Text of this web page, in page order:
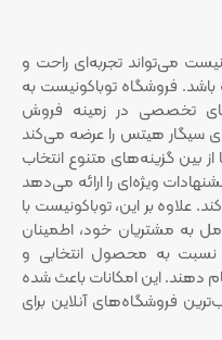
می‌تواند تجربه‌ای راحت و
فروشگاه توباکونیست به
تخصصی در زمینه فروش
سیگار هیتس را عرضه می‌کند
بین گزینه‌های متنوع انتخاب
ویژه‌ای را ارائه می‌دهد
علاوه بر این، توباکونیست با
به مشتریان خود، اطمینان
نسبت به محصول انتخابی و
دهند. این امکانات باعث شده
فروشگاه‌های آنلاین برای